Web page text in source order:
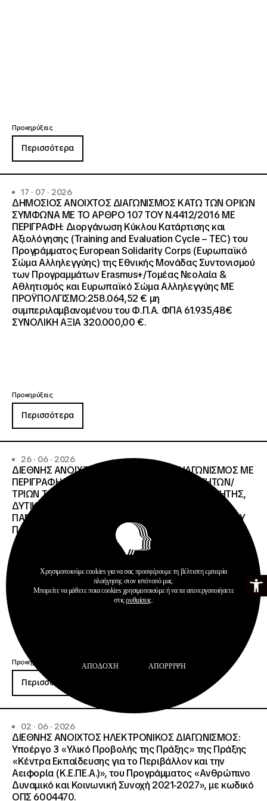
Ανοίξτε
Προκηρύξεις
Περισσότερα
17 · 07 · 2026
ΔΗΜΟΣΙΟΣ ΑΝΟΙΧΤΟΣ ΔΙΑΓΩΝΙΣΜΟΣ ΚΑΤΩ ΤΩΝ ΟΡΙΩΝ
ΣΥΜΦΩΝΑ ΜΕ ΤΟ ΑΡΘΡΟ 107 ΤΟΥ Ν.4412/2016 ΜΕ
ΠΕΡΙΓΡΑΦΗ: Διοργάνωση Κύκλου Κατάρτισης και
Αξιολόγησης (Training and Evaluation Cycle – TEC) του
Προγράμματος European Solidarity Corps (Ευρωπαϊκό
Σώμα Αλληλεγγύης) της Εθνικής Μονάδας Συντονισμού
των Προγραμμάτων Erasmus+/Τομέας Νεολαία &
Αθλητισμός και Ευρωπαϊκό Σώμα Αλληλεγγύης ΜΕ
ΠΡΟΫΠΟΛΓΙΣΜΟ:258.064,52 € μη
συμπεριλαμβανομένου του Φ.Π.Α. ΦΠΑ 61.935,48€
ΣΥΝΟΛΙΚΗ ΑΞΙΑ 320.000,00 €.
Προκηρύξεις
Περισσότερα
26 · 06 · 2026
ΔΙΕΘΝΗΣ ΑΝΟΙΧΤΟΣ ΗΛΕΚΤΡΟΝΙΚΟΣ ΔΙΑΓΩΝΙΣΜΟΣ ΜΕ
ΠΕΡΙΓΡΑΦΗ:ΥΠΗΡΕΣΙΕΣ ΣΤΕΓΑΣΗΣ ΤΩΝ ΦΟΙΤΗΤΩΝ/
ΤΡΙΩΝ ΤΩΝ ΠΑΝΕΠΙΣΤΗΜΙΑΚΩΝ ΙΔΡΥΜΑΤΩΝ KΡΗΤΗΣ,
ΔΥΤΙΚΗΣ ΜΑΚΕΔΟΝΙΑΣ, ΔΗΜΟΚΡΙΤΕΙΟΥ
ΠΑΝΕΠΙΣΤΗΜΙΟΥ ΘΡΑΚΗΣ, ΕΛΛΗΝΙΚΟΥ ΜΕΣΟΓΕΙΑΚΟΥ
ΠΑΝΕΠΙΣΤΗΜΙΟΥ, ΠΑΤΡΩΝ
Προκηρύξεις
Περισσότερα
02 · 06 · 2026
ΔΙΕΘΝΗΣ ΑΝΟΙΧΤΟΣ ΗΛΕΚΤΡΟΝΙΚΟΣ ΔΙΑΓΩΝΙΣΜΟΣ:
Υποέργο 3 «Υλικό Προβολής της Πράξης» της Πράξης
«Κέντρα Εκπαίδευσης για το Περιβάλλον και την
Αειφορία (Κ.Ε.ΠΕ.Α.)», του Προγράμματος «Ανθρώπινο
Δυναμικό και Κοινωνική Συνοχή 2021-2027», με κωδικό
ΟΠΣ 6004470.
Χρησιμοποιούμε cookies για να σας προσφέρουμε τη βέλτιστη εμπειρία
πλοήγησης στον ιστότοπό μας.
Μπορείτε να μάθετε ποια cookies χρησιμοποιούμε ή να τα απενεργοποιήσετε
στιςρυθμίσεις.
ΑΠΟΔΟΧΉ ΑΠΌΡΡΙΨΗ